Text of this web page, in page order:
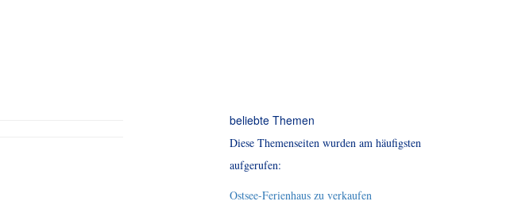
beliebte Themen
Diese Themenseiten wurden am häufigsten
aufgerufen:
Ostsee-Ferienhaus zu verkaufen